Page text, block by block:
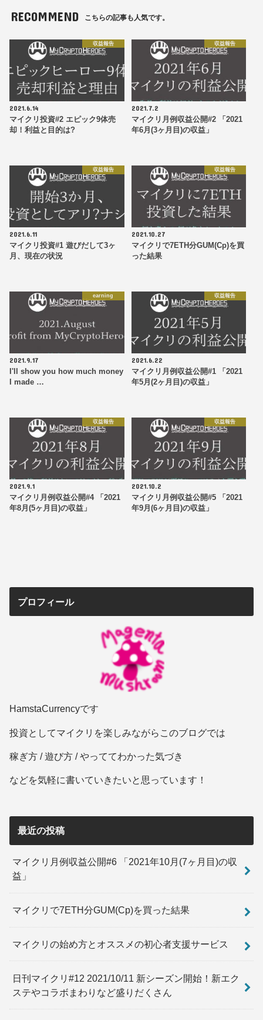
RECOMMEND こちらの記事も人気です。
収益報告
2021.6.14
マイクリ投資#2 エピック9体売
却！利益と目的は?
収益報告
2021.7.2
マイクリ月例収益公開#2 「2021
年6月(3ヶ月目)の収益」
収益報告
2021.6.11
マイクリ投資#1 遊びだして3ヶ
月、現在の状況
収益報告
2021.10.27
マイクリで7ETH分GUM(Cp)を買
った結果
earning
2021.9.17
I'll show you how much money
I made …
収益報告
2021.6.22
マイクリ月例収益公開#1 「2021
年5月(2ヶ月目)の収益」
収益報告
2021.9.1
マイクリ月例収益公開#4 「2021
年8月(5ヶ月目)の収益」
収益報告
2021.10.2
マイクリ月例収益公開#5 「2021
年9月(6ヶ月目)の収益」
プロフィール
HamstaCurrencyです
投資としてマイクリを楽しみながらこのブログでは
稼ぎ方 / 遊び方 / やっててわかった気づき
などを気軽に書いていきたいと思っています！
最近の投稿
マイクリ月例収益公開#6 「2021年10月(7ヶ月目)の収
益」
マイクリで7ETH分GUM(Cp)を買った結果
マイクリの始め方とオススメの初心者支援サービス
日刊マイクリ#12 2021/10/11 新シーズン開始！新エク
ステやコラボまわりなど盛りだくさん